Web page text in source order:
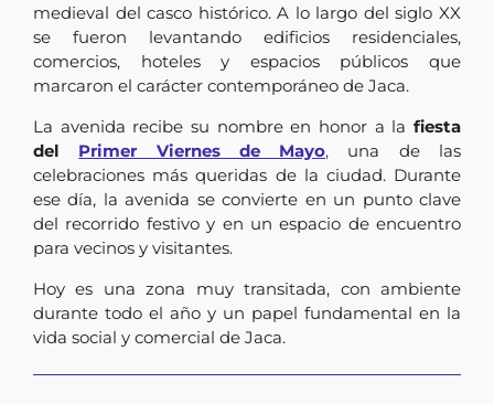
medieval del casco histórico. A lo largo del siglo XX
se fueron levantando edificios residenciales,
comercios, hoteles y espacios públicos que
marcaron el carácter contemporáneo de Jaca.
La avenida recibe su nombre en honor a la fiesta
del Primer Viernes de Mayo, una de las
celebraciones más queridas de la ciudad. Durante
ese día, la avenida se convierte en un punto clave
del recorrido festivo y en un espacio de encuentro
para vecinos y visitantes.
Hoy es una zona muy transitada, con ambiente
durante todo el año y un papel fundamental en la
vida social y comercial de Jaca.